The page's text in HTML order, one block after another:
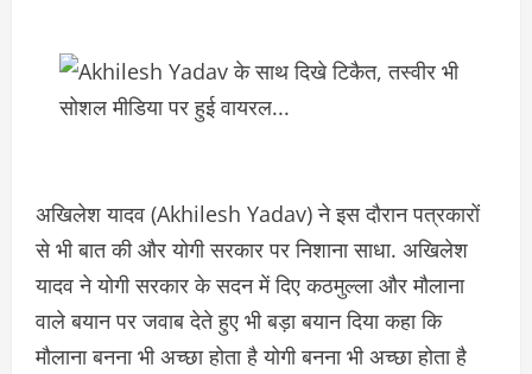
अखिलेश यादव (Akhilesh Yadav) ने इस दौरान पत्रकारों
से भी बात की और योगी सरकार पर निशाना साधा. अखिलेश
यादव ने योगी सरकार के सदन में दिए कठमुल्ला और मौलाना
वाले बयान पर जवाब देते हुए भी बड़ा बयान दिया कहा कि
मौलाना बनना भी अच्छा होता है योगी बनना भी अच्छा होता है